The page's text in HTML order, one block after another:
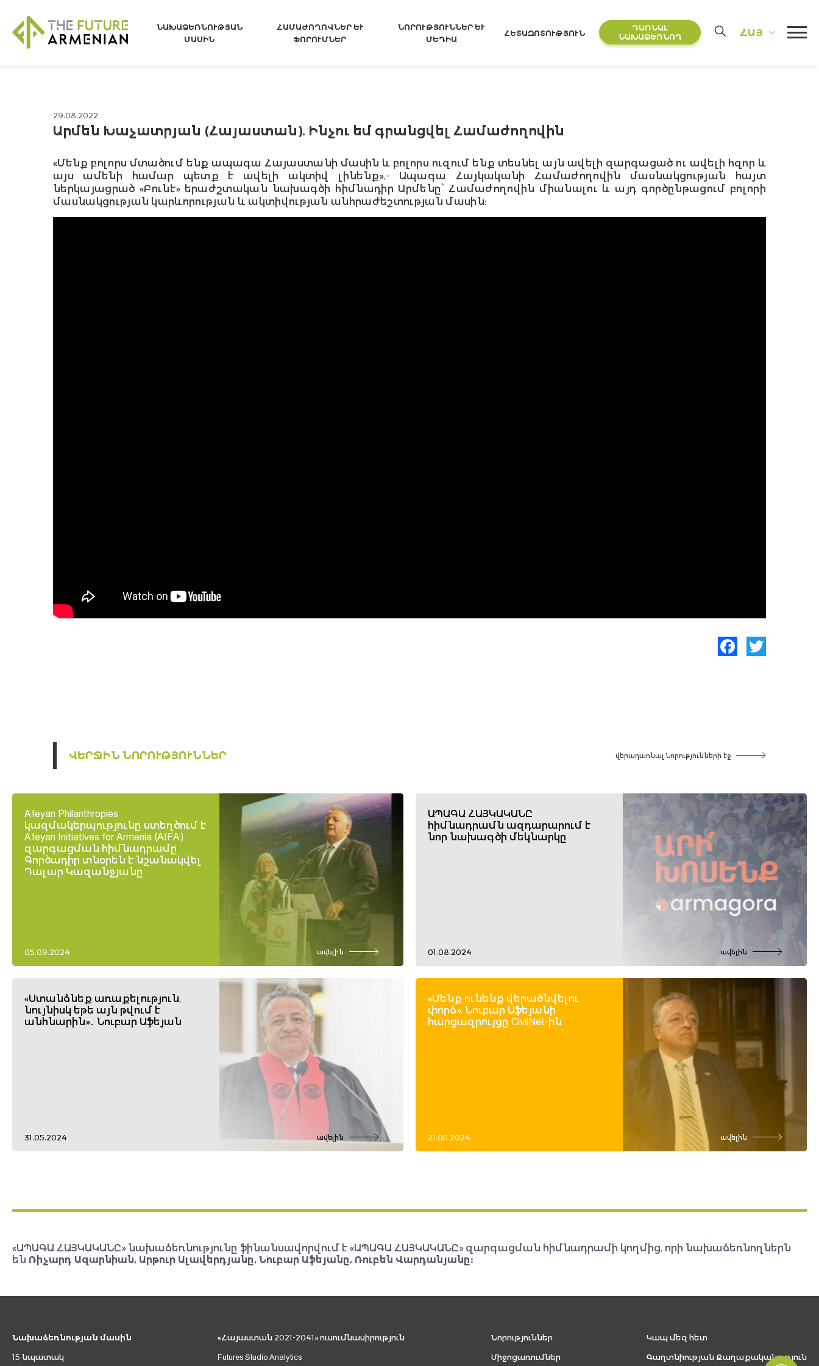
ՆԱԽԱՁԵՌՆՈՒԹՅԱՆ
ՄԱՍԻՆ
ՀԱՄԱԺՈՂՈՎՆԵՐ ԵՒ Ֆ
ՈՐՈՒՄՆԵՐ
ՆՈՐՈՒԹՅՈՒՆՆԵՐ ԵՒ Մ
ԵԴԻԱ
ՀԵՏԱԶՈՏՈՒԹՅՈՒՆ
ԴԱՌՆԱԼ
ՆԱԽԱՁԵՌՆՈՂ
ՀԱՅ
29.08.2022
Արմեն Խաչատրյան (Հայաստան). Ինչու եմ գրանցվել Համաժողովին
«Մենք բոլորս մտածում ենք ապագա Հայաստանի մասին և բոլորս ուզում ենք տեսնել այն ավելի զարգացած ու ավելի հզոր և
այս ամենի համար պետք է ավելի ակտիվ լինենք»,- Ապագա Հայկականի Համաժողովին մասնակցության հայտ
ներկայացրած «Բունէ» երաժշտական նախագծի հիմնադիր Արմենը՝ Համաժողովին միանալու և այդ գործընթացում բոլորի
մասնակցության կարևորության և ակտիվության անհրաժեշտության մասին:
ՎԵՐՋԻՆ ՆՈՐՈՒԹՅՈՒՆՆԵՐ վերադառնալ Նորությունների էջ
Afeyan Philanthropies
կազմակերպությունը ստեղծում է
Afeyan Initiatives for Armenia (AIFA)
զարգացման հիմնադրամը
Գործադիր տնօրեն է նշանակվել
Դալար Կազանջյանը
05.09.2024 ավելին
ԱՊԱԳԱ ՀԱՅԿԱԿԱՆԸ
հիմնադրամն ազդարարում է
նոր նախագծի մեկնարկը
01.08.2024 ավելին
«Ստանձնեք առաքելություն,
նույնիսկ եթե այն թվում է
անհնարին»․ Նուբար Աֆեյան
31.05.2024 ավելին
«Մենք ունենք վերածնվելու
փորձ». Նուբար Աֆեյանի
հարցազրույցը CivilNet-ին
21.05.2024 ավելին
«ԱՊԱԳԱ ՀԱՅԿԱԿԱՆԸ» նախաձեռնությունը ֆինանսավորվում է «ԱՊԱԳԱ ՀԱՅԿԱԿԱՆԸ» զարգացման հիմնադրամի կողմից, որի նախաձեռնողներն
են Ռիչարդ Ազարնիան, Արթուր Ալավերդյանը, Նուբար Աֆեյանը, Ռուբեն Վարդանյանը:
Նախաձեռնության մասին
15 նպատակ
«Հայաստան 2021-2041» ուսումնասիրություն
Futures Studio Analytics
Նորություններ
Միջոցառումներ
Կապ մեզ հետ
Գաղտնիության Քաղաքականություն